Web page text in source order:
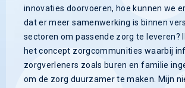
innovaties doorvoeren, hoe kunnen we
dat er meer samenwerking is binnen
sectoren om passende zorg te leveren?
het concept zorgcommunities waarbij
zorgverleners zoals buren en familie
om de zorg duurzamer te maken. Mijn